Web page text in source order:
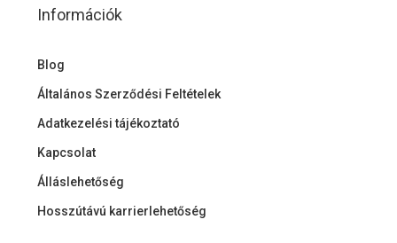
Információk
Blog
Általános Szerződési Feltételek
Adatkezelési tájékoztató
Kapcsolat
Álláslehetőség
Hosszútávú karrierlehetőség